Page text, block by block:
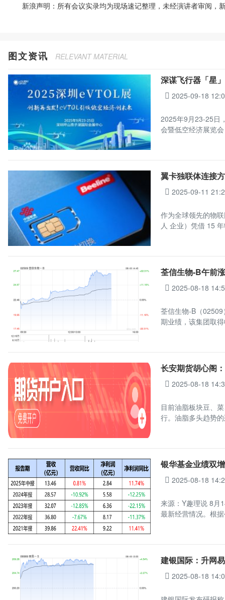
新浪声明：所有会议实录均为现场速记整理，未经演讲者审阅，
图文资讯 RELEVANT MATERIAL
深谋飞行器「星
2025-09-18
2025年9月23-25日
会暨低空经济展览
翼卡独联体连接
2025-09-11
作为全球领先的物
人 企业）凭借 15
荃信生物-B午前
2025-08-18
荃信生物-B（
期业绩，该集团取
长安期货胡心阁
2025-08-18
目前油脂板块豆、
行。油脂多头趋势
银华基金业绩双
2025-08-18
来源：Y趣理说 8月
最新经营情况。根
建银国际：升网
2025-08-18
建银国际发布研报